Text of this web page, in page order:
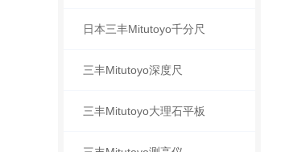
日本三丰Mitutoyo千分尺
三丰Mitutoyo深度尺
三丰Mitutoyo大理石平板